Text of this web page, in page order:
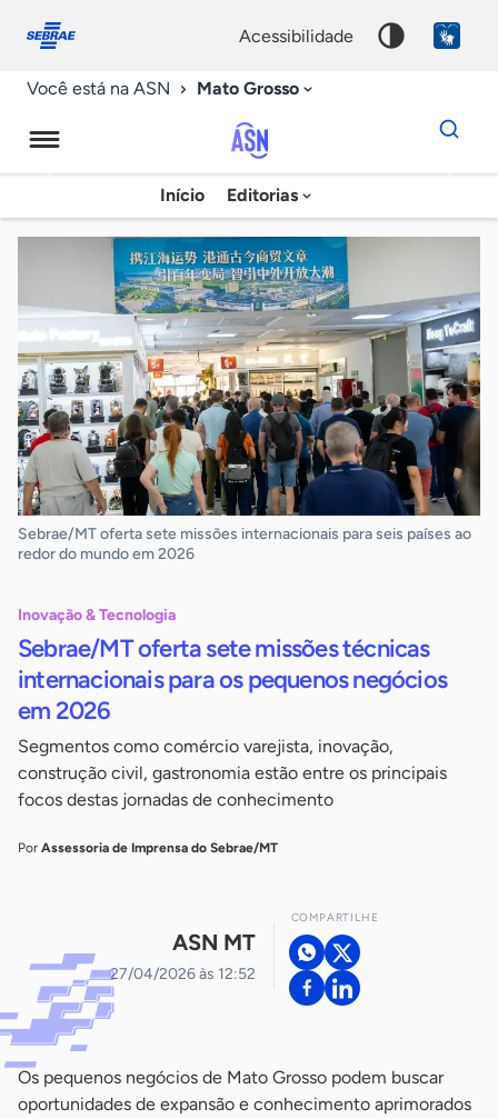
conosco
acessibilidade
Você está na ASN Mato Grosso
Agência
Sebrae
de
Notícias
Início Editorias
Dados
para
chave
Sebrae/MT oferta sete missões internacionais para seis países ao
redor do mundo em 2026
Inovação & Tecnologia
Sebrae/MT oferta sete missões técnicas
internacionais para os pequenos negócios
em 2026
Segmentos como comércio varejista, inovação,
construção civil, gastronomia estão entre os principais
focos destas jornadas de conhecimento
Por Assessoria de Imprensa do Sebrae/MT
ASN MT
27/04/2026 às 12:52
COMPARTILHE
Os pequenos negócios de Mato Grosso podem buscar
oportunidades de expansão e conhecimento aprimorados